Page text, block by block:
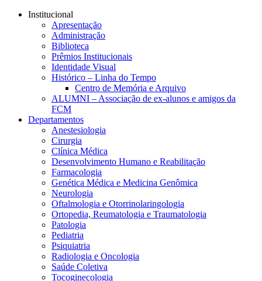
Conteúdo principal
Institucional
Apresentação
Administração
Biblioteca
Prêmios Institucionais
Identidade Visual
Histórico – Linha do Tempo
Centro de Memória e Arquivo
ALUMNI – Associação de ex-alunos e amigos da
FCM
Departamentos
Anestesiologia
Cirurgia
Clínica Médica
Desenvolvimento Humano e Reabilitação
Farmacologia
Genética Médica e Medicina Genômica
Neurologia
Oftalmologia e Otorrinolaringologia
Ortopedia, Reumatologia e Traumatologia
Patologia
Pediatria
Psiquiatria
Radiologia e Oncologia
Saúde Coletiva
Tocoginecologia